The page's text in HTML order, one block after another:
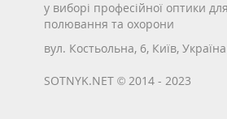
у виборі професійної оптики для
полювання та охорони
вул. Костьольна, 6, Київ, Україна
SOTNYK.NET © 2014 - 2023